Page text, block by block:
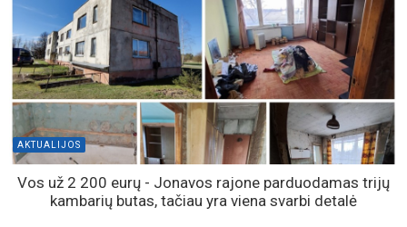
AKTUALIJOS
Vos už 2 200 eurų - Jonavos rajone parduodamas trijų
kambarių butas, tačiau yra viena svarbi detalė